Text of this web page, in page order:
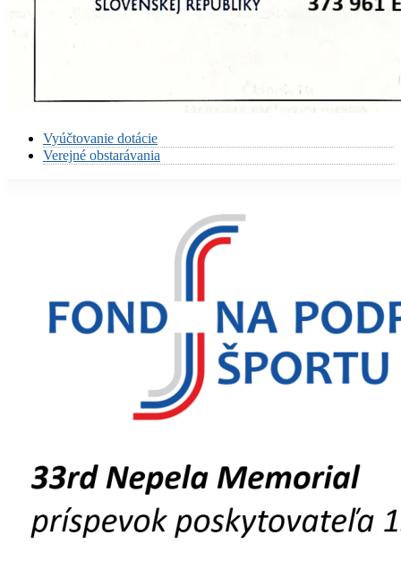
Vyúčtovanie dotácie
Verejné obstarávania